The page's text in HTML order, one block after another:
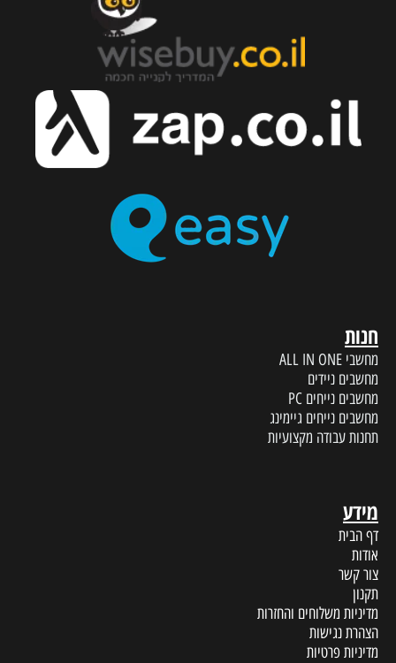
חנות
מחשבי ALL IN ONE
מחשבים ניידים
מחשבים נייחים PC
מחשבים נייחים גיימינג
תחנות עבודה מקצועיות
מידע
דף הבית
אודות
צור קשר
תקנון
מדיניות משלוחים והחזרות
הצהרת נגישות
מדיניות פרטיות